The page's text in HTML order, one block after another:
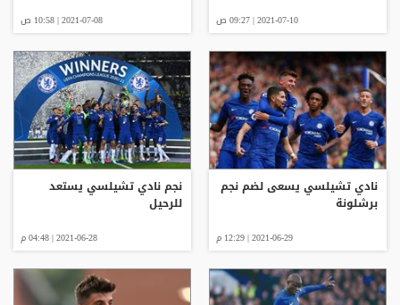
2021-07-10 | 09:27 ص 2021-07-08 | 10:58 ص
نادي تشيلسي يسعى لضم نجم
برشلونة
2021-06-29 | 12:29 م
نجم نادي تشيلسي يستعد
للرحيل
2021-06-28 | 04:48 م